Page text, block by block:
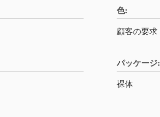
色:
顧客の要求
パッケージ:
裸体